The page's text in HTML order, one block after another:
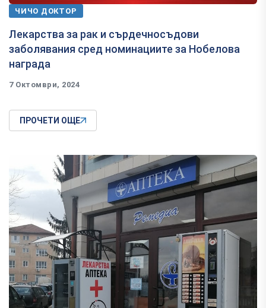
ЧИЧО ДОКТОР
Лекарства за рак и сърдечносъдови
заболявания сред номинациите за Нобелова
награда
7 Октомври, 2024
ПРОЧЕТИ ОЩЕ